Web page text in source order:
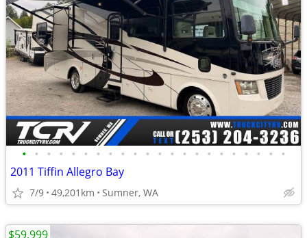
• • • • • • • • • • • • • • • • • • • • • •
2011 Tiffin Allegro Bay
7/9 49,201km Sumner, WA
$59,999